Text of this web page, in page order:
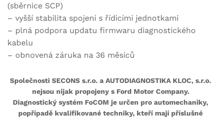
(sběrnice SCP)
– vyšší stabilita spojení s řídicími jednotkami
– plná podpora updatu firmwaru diagnostického
kabelu
– obnovená záruka na 36 měsíců
Společnosti SECONS s.r.o. a AUTODIAGNOSTIKA KLOC, s.r.o.
nejsou nijak propojeny s Ford Motor Company.
Diagnostický systém FoCOM je určen pro automechaniky,
popřípadě kvalifikované techniky, kteří mají příslušné